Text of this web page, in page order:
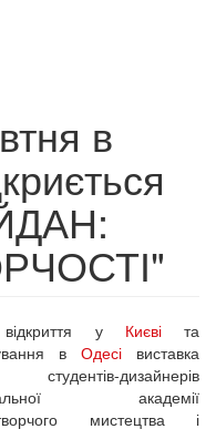
в
у Києвіта
вОдесі виставка
дизайнерів
академії
мистецтва і